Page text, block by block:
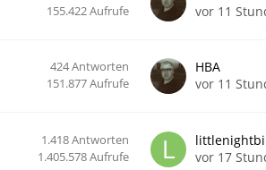
155.422Aufrufe
vor 11
424Antworten
151.877Aufrufe
HBA
vor 11
1.418Antworten
1.405.578Aufrufe
vor 17